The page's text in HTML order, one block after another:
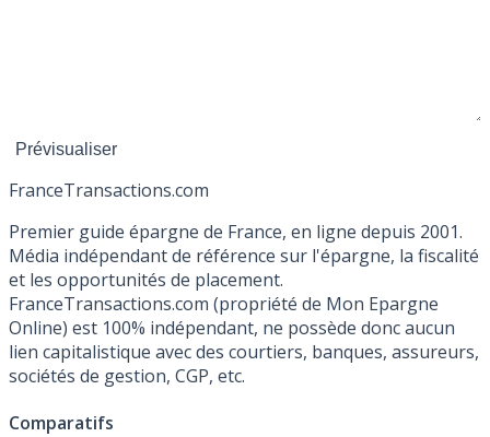
FranceTransactions.com
Premier guide épargne de France, en ligne depuis 2001.
Média indépendant de référence sur l'épargne, la fiscalité
et les opportunités de placement.
FranceTransactions.com (propriété de Mon Epargne
Online) est 100% indépendant, ne possède donc aucun
lien capitalistique avec des courtiers, banques, assureurs,
sociétés de gestion, CGP, etc.
Comparatifs